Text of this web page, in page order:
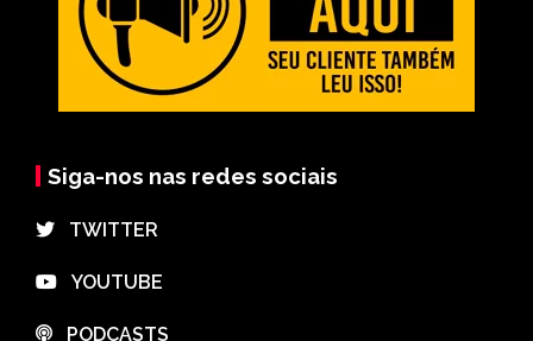
Siga-nos nas redes sociais
⠀TWITTER
⠀YOUTUBE
⠀PODCASTS